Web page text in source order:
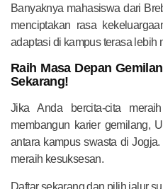
Banyaknya mahasiswa dari
menciptakan rasa
adaptasi di kampus terasa lebih
Raih Masa Depan
Sekarang!
Jika Anda bercita-cita
membangun karier gemilang,
antara kampus swasta di
meraih kesuksesan.
Daftar sekarang dan pilih jalur